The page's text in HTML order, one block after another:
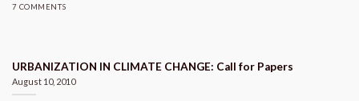
7 COMMENTS
URBANIZATION IN CLIMATE CHANGE: Call for Papers
August 10, 2010